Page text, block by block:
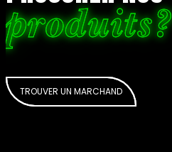
TROUVER UN MARCHAND